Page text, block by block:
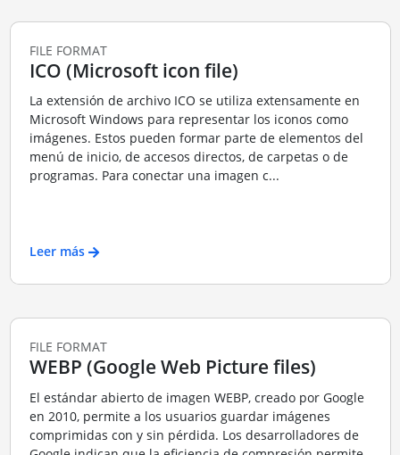
FILE FORMAT
ICO (Microsoft icon file)
La extensión de archivo ICO se utiliza extensamente en
Microsoft Windows para representar los iconos como
imágenes. Estos pueden formar parte de elementos del
menú de inicio, de accesos directos, de carpetas o de
programas. Para conectar una imagen c...
Leer más
FILE FORMAT
WEBP (Google Web Picture files)
El estándar abierto de imagen WEBP, creado por Google
en 2010, permite a los usuarios guardar imágenes
comprimidas con y sin pérdida. Los desarrolladores de